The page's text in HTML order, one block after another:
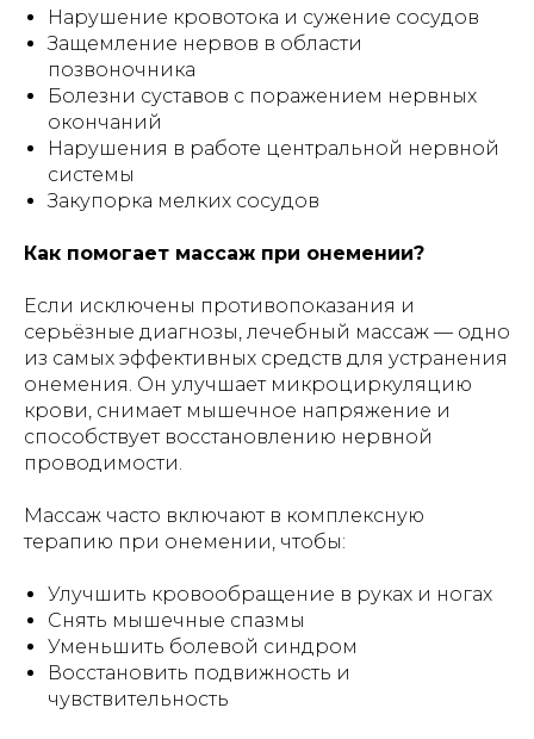
Нарушение кровотока и сужение сосудов
Защемление нервов в области
позвоночника
Болезни суставов с поражением нервных
окончаний
Нарушения в работе центральной нервной
системы
Закупорка мелких сосудов
Как помогает массаж при онемении?
Если исключены противопоказания и
серьёзные диагнозы, лечебный массаж — одно
из самых эффективных средств для устранения
онемения. Он улучшает микроциркуляцию
крови, снимает мышечное напряжение и
способствует восстановлению нервной
проводимости.
Массаж часто включают в комплексную
терапию при онемении, чтобы:
Улучшить кровообращение в руках и ногах
Снять мышечные спазмы
Уменьшить болевой синдром
Восстановить подвижность и
чувствительность